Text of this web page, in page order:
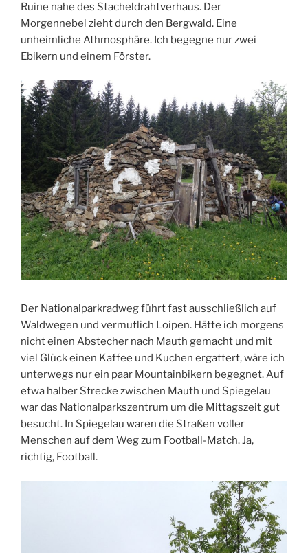
Ruine nahe des Stacheldrahtverhaus. Der
Morgennebel zieht durch den Bergwald. Eine
unheimliche Athmosphäre. Ich begegne nur zwei
Ebikern und einem Förster.
Der Nationalparkradweg führt fast ausschließlich auf
Waldwegen und vermutlich Loipen. Hätte ich morgens
nicht einen Abstecher nach Mauth gemacht und mit
viel Glück einen Kaffee und Kuchen ergattert, wäre ich
unterwegs nur ein paar Mountainbikern begegnet. Auf
etwa halber Strecke zwischen Mauth und Spiegelau
war das Nationalparkszentrum um die Mittagszeit gut
besucht. In Spiegelau waren die Straßen voller
Menschen auf dem Weg zum Football-Match. Ja,
richtig, Football.